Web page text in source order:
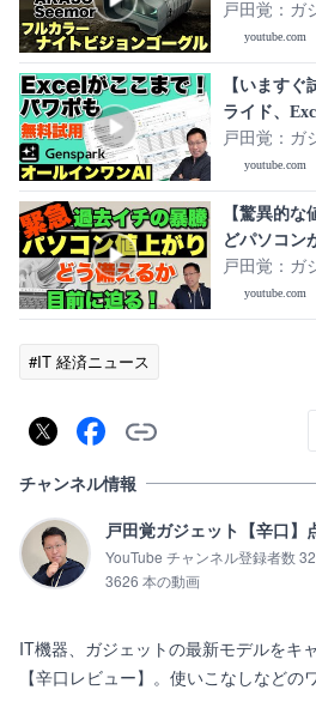
ナイトビジ
Seemor」を
戸田覚：ガ
youtube.com
【います
ライド、
「
に、すべて
ンAIワーク
戸田覚：ガ
youtube.com
【驚異的
どパソコン
はどう備え
ンサー動画
からご覧く
戸田覚：ガ
youtube.com
#IT 経済ニュース
チャンネル情報
戸田覚ガジェット【辛口】
YouTube チャンネル登録者数
3626 本の動画
IT機器、ガジェットの最新モデルをキ
【辛口レビュー】。使いこなしなどの